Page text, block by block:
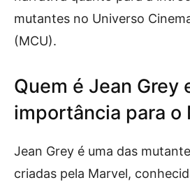
mutantes no Universo
(MCU).
Quem é Jean Grey
importância para o
Jean Grey é uma das
criadas pela Marvel,